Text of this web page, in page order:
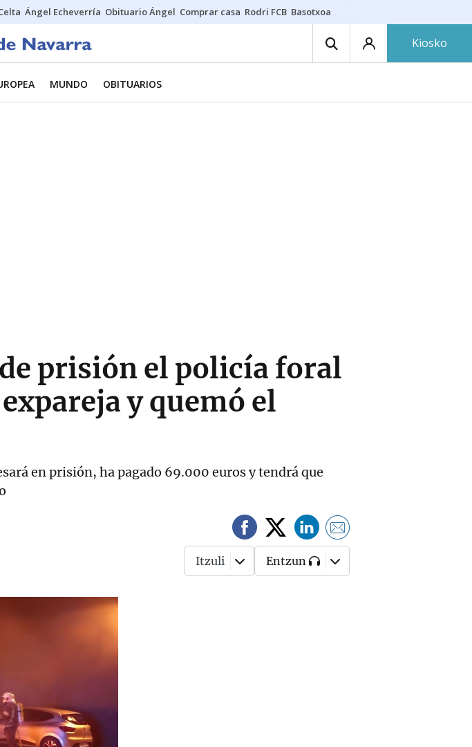
Ángel Echeverría Obituario Ángel Comprar casa Rodri FCB Basotxoa
Kiosko
MUNDO OBITUARIOS
de prisión el policía foral
y quemó el
en prisión, ha pagado 69.000 euros y tendrá que
Itzuli Entzun